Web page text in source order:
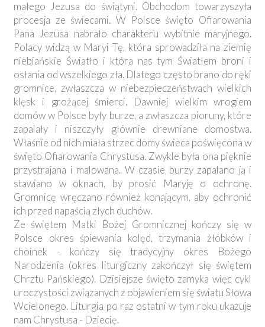
małego Jezusa do świątyni. Obchodom towarzyszyła
procesja ze świecami. W Polsce święto Ofiarowania
Pana Jezusa nabrało charakteru wybitnie maryjnego.
Polacy widzą w Maryi Tę, która sprowadziła na ziemię
niebiańskie Światło i która nas tym Światłem broni i
osłania od wszelkiego zła. Dlatego często brano do ręki
gromnice, zwłaszcza w niebezpieczeństwach wielkich
klęsk i grożącej śmierci. Dawniej wielkim wrogiem
domów w Polsce były burze, a zwłaszcza pioruny, które
zapalały i niszczyły głównie drewniane domostwa.
Właśnie od nich miała strzec domy świeca poświęcona w
święto Ofiarowania Chrystusa. Zwykle była ona pięknie
przystrajana i malowana. W czasie burzy zapalano ją i
stawiano w oknach, by prosić Maryję o ochronę.
Gromnicę wręczano również konającym, aby ochronić
ich przed napaścią złych duchów.
Ze świętem Matki Bożej Gromnicznej kończy się w
Polsce okres śpiewania kolęd, trzymania żłóbków i
choinek - kończy się tradycyjny okres Bożego
Narodzenia (okres liturgiczny zakończył się świętem
Chrztu Pańskiego). Dzisiejsze święto zamyka więc cykl
uroczystości związanych z objawieniem się światu Słowa
Wcielonego. Liturgia po raz ostatni w tym roku ukazuje
nam Chrystusa - Dziecię.